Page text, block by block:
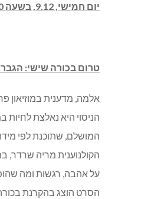
יום חמישי, 9.12, בשעה 20:00, אולם עינן- עזריאלי. מחיר: 129-159 ₪.
טרום בכורה שישי:
אלמה, מדענית במוזיאון
הניסוי היא נאלצת
המושלם, שתוכנת לפי
הקולנוענית מריה
על אהבה, רגשות ומה
הסרט הוצג בהקרנת